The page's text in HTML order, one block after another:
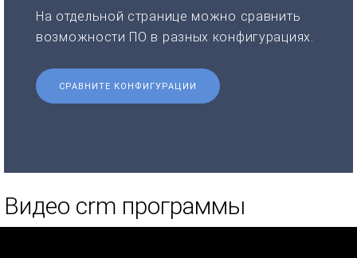
На отдельной странице можно сравнить
возможности ПО в разных конфигурациях.
СРАВНИТЕ КОНФИГУРАЦИИ
Видео crm программы